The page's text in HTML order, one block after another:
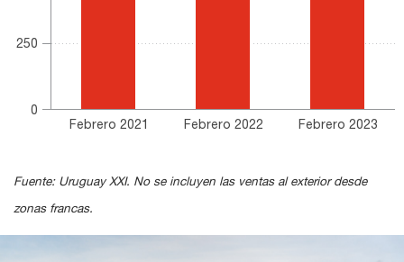
Febrero 2021 Febrero 2022 Febrero 2023
0
250
Fuente: Uruguay XXI. No se incluyen las ventas al exterior desde
zonas francas.